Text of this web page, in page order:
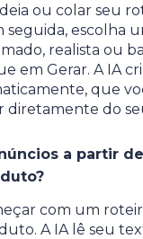
ou colar seu
seguida, escolha
realista ou
em Gerar. A IA
que
diretamente do
a partir
com um
A IA lê seu